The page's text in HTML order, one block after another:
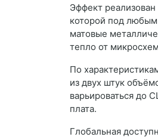
Эффект
которой под
матовые
тепло от
По
из двух штук
варьироваться до
плата.
Глобальная